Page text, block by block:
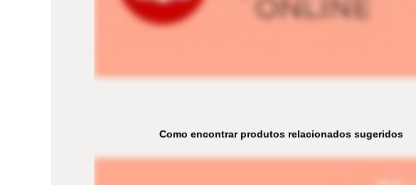
Como encontrar produtos relacionados sugeridos